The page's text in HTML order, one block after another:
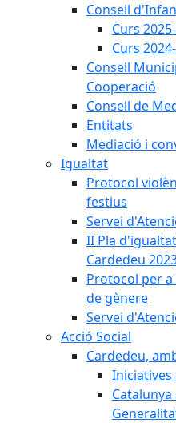
Consell
Curs
Curs
Consell
Cooperació
Consell de
Entitats
Mediació i
Igualtat
Protocol
festius
Servei
II Pla
Cardedeu
Protocol per
de gènere
Servei
Acció Social
Cardedeu,
Iniciatives